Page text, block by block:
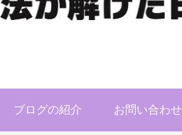
ブログの紹介 お問い合わせ